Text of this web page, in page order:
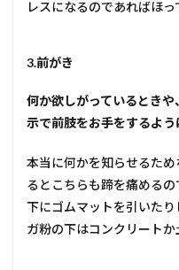
レスになるのであればほっ
3.前がき
何か欲しがっているとき
示で前肢をお手をするよう
本当に何かを知らせるた
るとこちらも蹄を痛める
下にゴムマットを引いた
ガ粉の下はコンクリートか